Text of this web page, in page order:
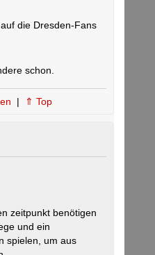
die Dresden-Fans
schon.
| ⇑ Top
zeitpunkt benötigen
und ein
spielen, um aus